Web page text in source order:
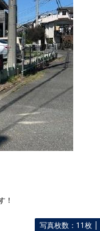
！
写真枚数：11枚